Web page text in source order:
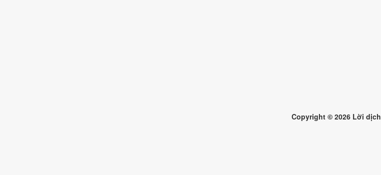
Copyright © 2026Lời dịch